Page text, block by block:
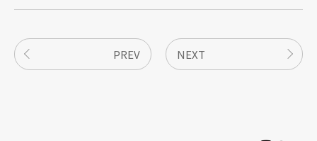
PREV NEXT